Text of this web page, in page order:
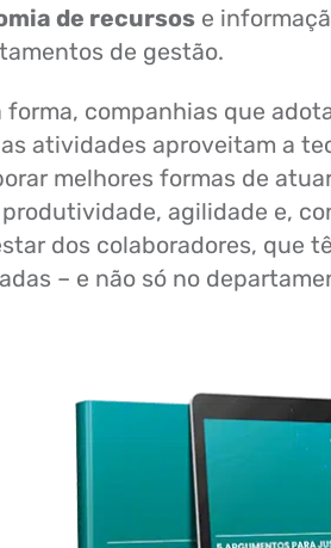
de recursos e
de gestão.
forma, companhias que
atividades aproveitam a
melhores formas de
agilidade e,
dos colaboradores, que
– e não só no